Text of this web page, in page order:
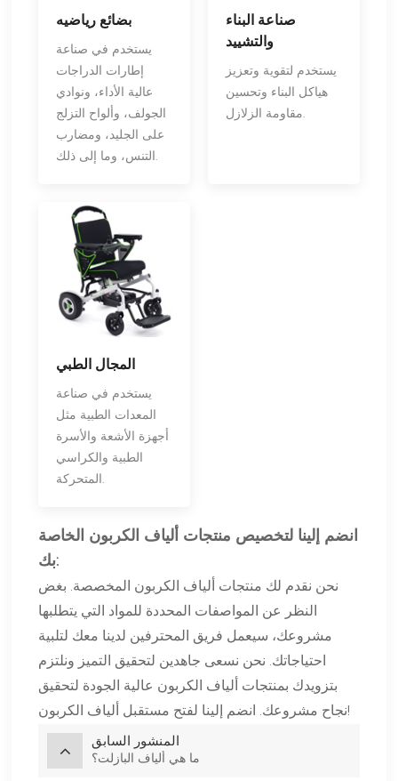
بضائع رياضيه
يستخدم في صناعة
إطارات الدراجات
عالية الأداء، ونوادي
الجولف، وألواح التزلج
على الجليد، ومضارب
التنس، وما إلى ذلك.
صناعة البناء
والتشييد
يستخدم لتقوية وتعزيز
هياكل البناء وتحسين
مقاومة الزلازل.
المجال الطبي
يستخدم في صناعة
المعدات الطبية مثل
أجهزة الأشعة والأسرة
الطبية والكراسي
المتحركة.
انضم إلينا لتخصيص منتجات ألياف الكربون الخاصة
بك:
نحن نقدم لك منتجات ألياف الكربون المخصصة. بغض
النظر عن المواصفات المحددة للمواد التي يتطلبها
مشروعك، سيعمل فريق المحترفين لدينا معك لتلبية
احتياجاتك. نحن نسعى جاهدين لتحقيق التميز ونلتزم
بتزويدك بمنتجات ألياف الكربون عالية الجودة لتحقيق
نجاح مشروعك. انضم إلينا لفتح مستقبل ألياف الكربون!
المنشور السابق
ما هي ألياف البازلت؟